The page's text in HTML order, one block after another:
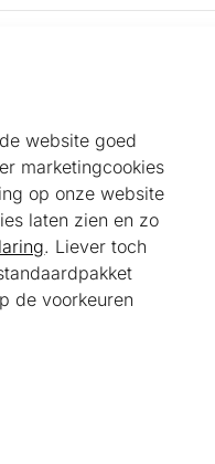
website goed
marketingcookies
op onze website
laten zien en zo
. Liever toch
de voorkeuren